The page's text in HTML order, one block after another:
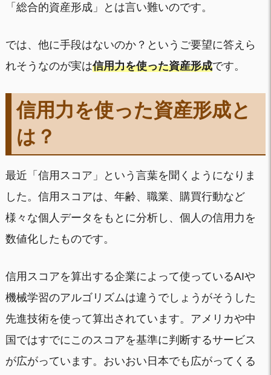
「総合的資産形成」とは言い難いのです。
では、他に手段はないのか？というご要望に答えら
れそうなのが実は信用力を使った資産形成です。
信用力を使った資産形成と
は？
最近「信用スコア」という言葉を聞くようになりま
した。信用スコアは、年齢、職業、購買行動など
様々な個人データをもとに分析し、個人の信用力を
数値化したものです。
信用スコアを算出する企業によって使っているAIや
機械学習のアルゴリズムは違うでしょうがそうした
先進技術を使って算出されています。アメリカや中
国ではすでにこのスコアを基準に判断するサービス
が広がっています。おいおい日本でも広がってくる